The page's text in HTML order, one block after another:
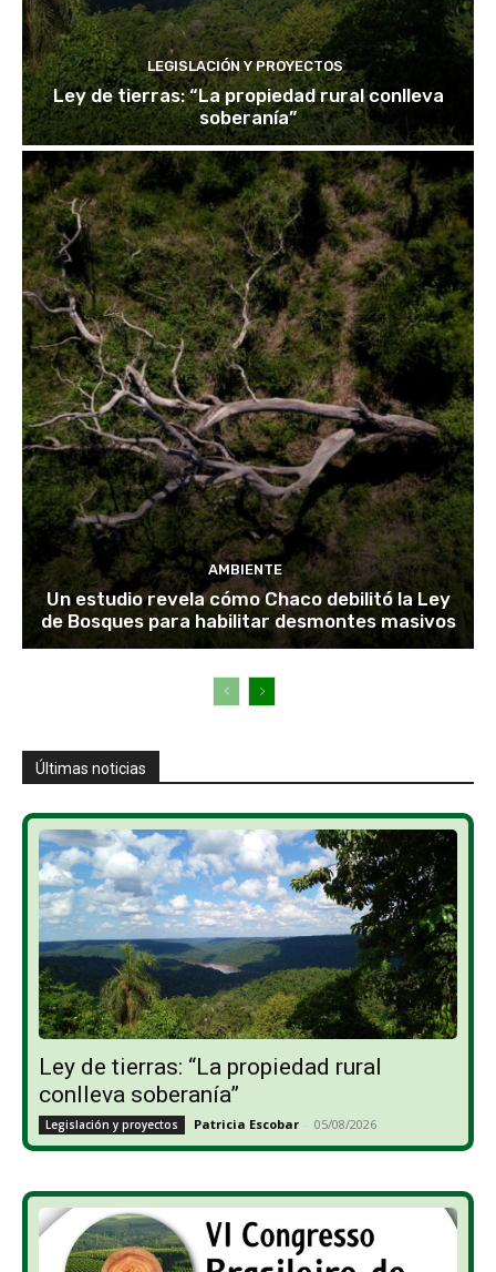
LEGISLACIÓN Y PROYECTOS
Ley de tierras: “La propiedad rural conlleva
soberanía”
AMBIENTE
Un estudio revela cómo Chaco debilitó la Ley
de Bosques para habilitar desmontes masivos
Últimas noticias
Ley de tierras: “La propiedad rural
conlleva soberanía”
Legislación y proyectos Patricia Escobar - 05/08/2026